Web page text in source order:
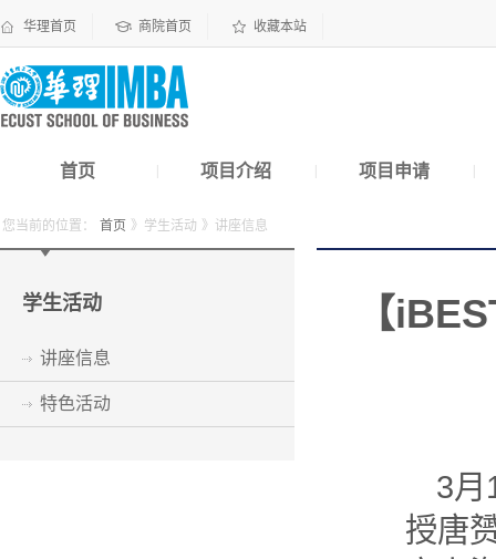
华理首页 商院首页 收藏本站
首页 项目介绍 项目申请
您当前的位置： 首页 》学生活动 》讲座信息
学生活动
讲座信息
特色活动
【
3月
授唐